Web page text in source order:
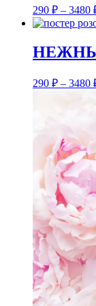
290 ₽ – 3480
290 ₽ – 3480